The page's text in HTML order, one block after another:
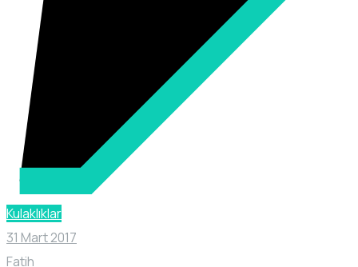
Kulaklıklar
31 Mart 2017
Fatih